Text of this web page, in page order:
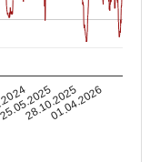
28.10.2025
01.04.2026